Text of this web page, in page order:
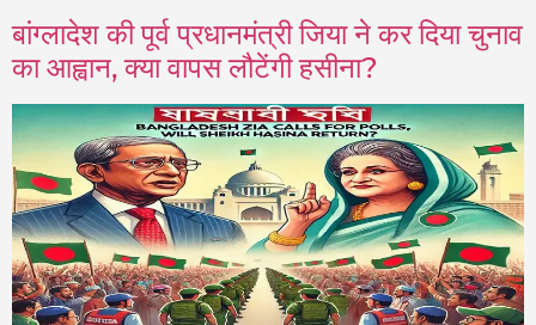
बांग्लादेश की पूर्व प्रधानमंत्री जिया ने कर दिया चुनाव
का आह्वान, क्या वापस लौटेंगी हसीना?